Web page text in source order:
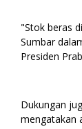
"Stok beras
Sumbar
Presiden
Dukungan
mengatakan